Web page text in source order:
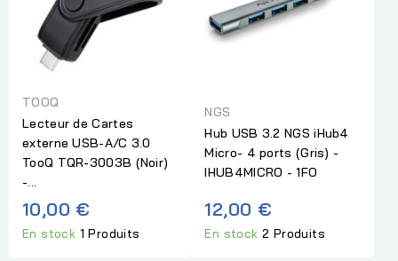
TOOQ
Lecteur de Cartes
externe USB-A/C 3.0
TooQ TQR-3003B (Noir)
-...
10,00 €
En stock 1 Produits
NGS
Hub USB 3.2 NGS iHub4
Micro- 4 ports (Gris) -
IHUB4MICRO - 1FO
12,00 €
En stock2 Produits